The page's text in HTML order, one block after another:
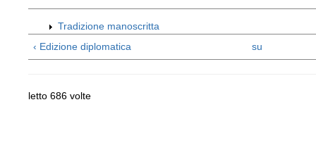
Tradizione manoscritta
‹ Edizione diplomatica
su
letto 686 volte